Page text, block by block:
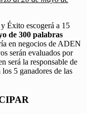
Éxito escogerá a 15
de 300 palabras
en negocios de ADEN
serán evaluados por
será la responsable de
5 ganadores de las